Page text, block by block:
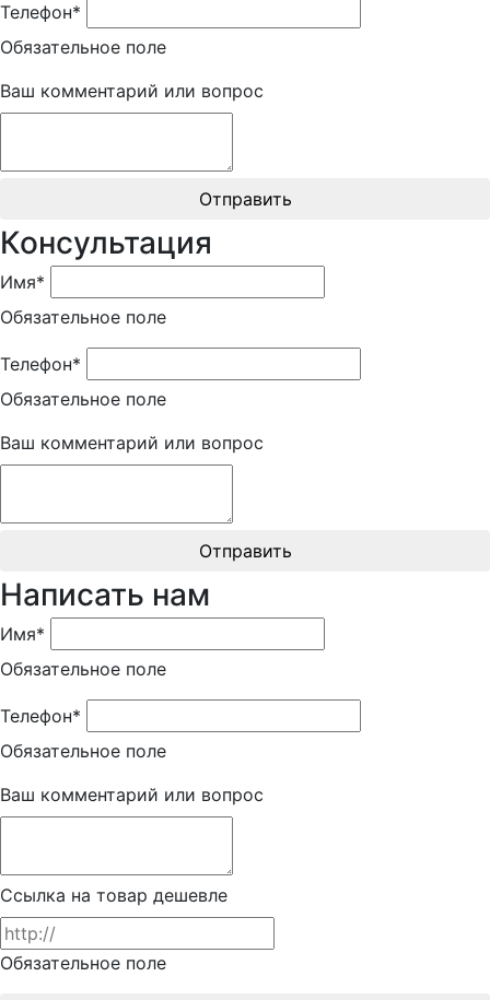
Телефон*
Обязательное поле
Ваш комментарий или вопрос
Отправить
Консультация
Имя*
Обязательное поле
Телефон*
Обязательное поле
Ваш комментарий или вопрос
Отправить
Написать нам
Имя*
Обязательное поле
Телефон*
Обязательное поле
Ваш комментарий или вопрос
Ссылка на товар дешевле
Обязательное поле